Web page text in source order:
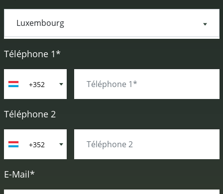
Téléphone 1*
+352
Téléphone 2
+352
E-Mail*